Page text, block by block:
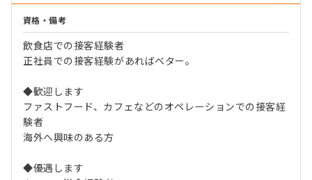
資格・備考
飲食店での接客経験者
正社員での接客経験があればベター。
◆歓迎します
ファストフード、カフェなどのオペレーションでの接客経
験者
海外へ興味のある方
◆優遇します